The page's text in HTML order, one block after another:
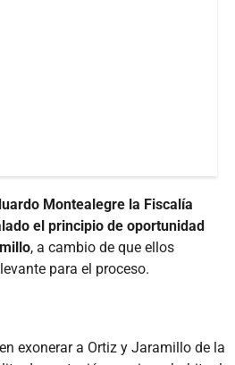
Montealegre la Fiscalía
el principio de oportunidad
, a cambio de que ellos
para el proceso.
exonerar a Ortiz y Jaramillo de la